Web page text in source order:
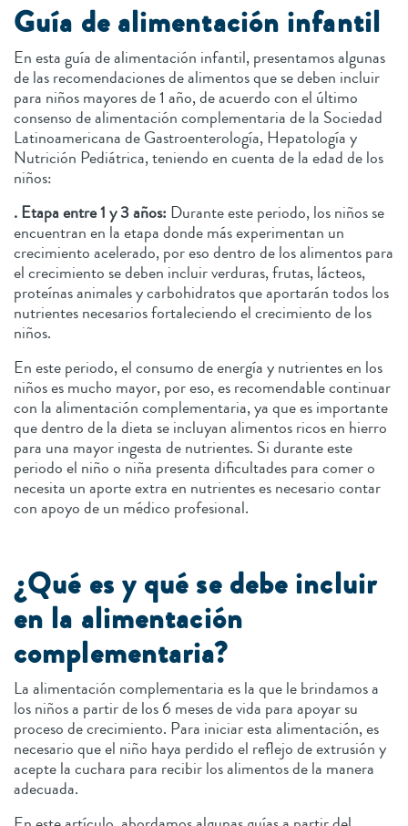
Guía de alimentación infantil
En esta guía de alimentación infantil, presentamos algunas
de las recomendaciones de alimentos que se deben incluir
para niños mayores de 1 año, de acuerdo con el último
consenso de alimentación complementaria de la Sociedad
Latinoamericana de Gastroenterología, Hepatología y
Nutrición Pediátrica, teniendo en cuenta de la edad de los
niños:
. Etapa entre 1 y 3 años: Durante este periodo, los niños se
encuentran en la etapa donde más experimentan un
crecimiento acelerado, por eso dentro de los alimentos para
el crecimiento se deben incluir verduras, frutas, lácteos,
proteínas animales y carbohidratos que aportarán todos los
nutrientes necesarios fortaleciendo el crecimiento de los
niños.
En este periodo, el consumo de energía y nutrientes en los
niños es mucho mayor, por eso, es recomendable continuar
con la alimentación complementaria, ya que es importante
que dentro de la dieta se incluyan alimentos ricos en hierro
para una mayor ingesta de nutrientes. Si durante este
periodo el niño o niña presenta dificultades para comer o
necesita un aporte extra en nutrientes es necesario contar
con apoyo de un médico profesional.
¿Qué es y qué se debe incluir
en la alimentación
complementaria?
La alimentación complementaria es la que le brindamos a
los niños a partir de los 6 meses de vida para apoyar su
proceso de crecimiento. Para iniciar esta alimentación, es
necesario que el niño haya perdido el reflejo de extrusión y
acepte la cuchara para recibir los alimentos de la manera
adecuada.